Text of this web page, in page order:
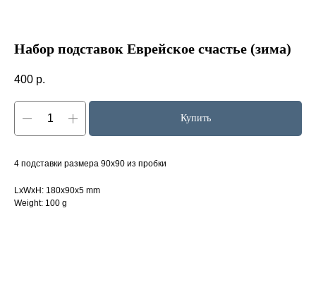
Набор подставок Еврейское счастье (зима)
400 р.
Купить
4 подставки размера 90х90 из пробки
LxWxH: 180x90x5 mm
Weight: 100 g